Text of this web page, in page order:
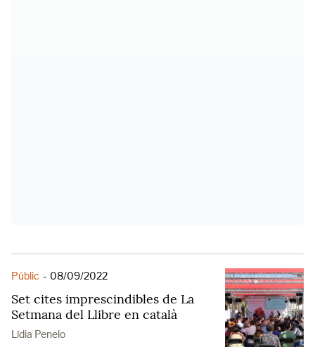
Públic - 08/09/2022
Set cites imprescindibles de La
Setmana del Llibre en català
Lídia Penelo